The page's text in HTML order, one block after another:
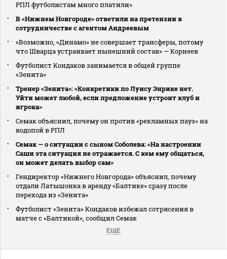
РПЛ футболистам много платили»
В «Нижнем Новгороде» ответили на претензии в
сотрудничестве с агентом Андреевым
«Возможно, «Динамо» не совершает трансферы, потому
что Шварца устраивает нынешний состав» — Корнеев
Футболист Кондаков занимается в общей группе
«Зенита»
Тренер «Зенита»: «Конкретики по Луису Энрике нет.
Уйти может любой, если предложение устроит клуб и
игрока»
Семак объяснил, почему он против «рекламных пауз» на
водопой в РПЛ
Семак — о ситуации с сыном Соболева: «На настроении
Саши эта ситуация не отражается. С кем ему общаться,
он может делать выбор сам»
Гендиректор «Нижнего Новгорода» объяснил, почему
отдали Латышонка в аренду «Балтике» сразу после
перехода из «Зенита»
Футболист «Зенита» Кондаков избежал сотрясения в
матче с «Балтикой», сообщил Семак
ЕЩЕ